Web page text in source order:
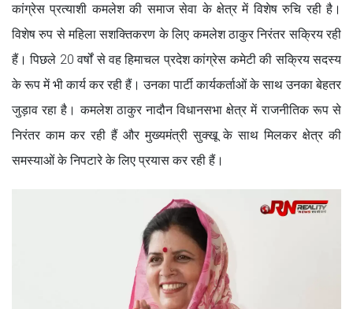
कांग्रेस प्रत्याशी कमलेश की समाज सेवा के क्षेत्र में विशेष रुचि रही है।
विशेष रुप से महिला सशक्तिकरण के लिए कमलेश ठाकुर निरंतर सक्रिय रही
हैं। पिछले 20 वर्षों से वह हिमाचल प्रदेश कांग्रेस कमेटी की सक्रिय सदस्य
के रूप में भी कार्य कर रही हैं। उनका पार्टी कार्यकर्ताओं के साथ उनका बेहतर
जुड़ाव रहा है। कमलेश ठाकुर नादौन विधानसभा क्षेत्र में राजनीतिक रूप से
निरंतर काम कर रही हैं और मुख्यमंत्री सुक्खू के साथ मिलकर क्षेत्र की
समस्याओं के निपटारे के लिए प्रयास कर रही हैं।